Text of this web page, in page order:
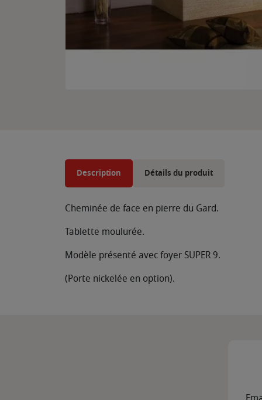
Description Détails du produit
Cheminée de face en pierre du Gard.
Tablette moulurée.
Modèle présenté avec foyer SUPER 9.
(Porte nickelée en option).